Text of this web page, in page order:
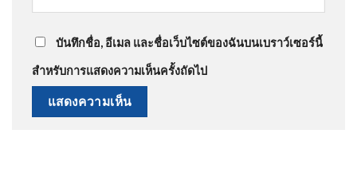
บันทึกชื่อ, อีเมล และชื่อเว็บไซต์ของฉันบนเบราว์เซอร์นี้
สำหรับการแสดงความเห็นครั้งถัดไป